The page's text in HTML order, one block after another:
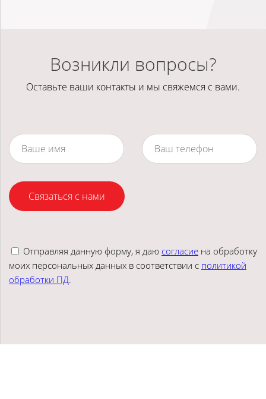
Возникли вопросы?
Оставьте ваши контакты и мы свяжемся с вами.
Связаться с нами
Отправляя данную форму, я даю согласие на обработку
моих персональных данных в соответствии с политикой
обработки ПД.